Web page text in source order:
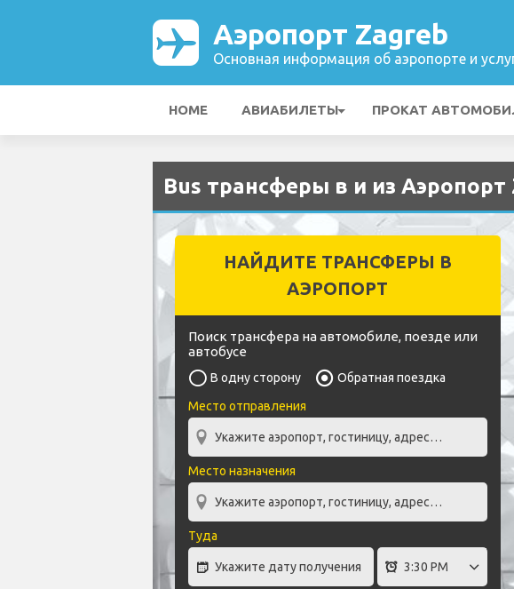
Аэропорт Zagreb
Основная информация об аэропорте и
HOME АВИАБИЛЕТЫ ПРОКАТ
Bus трансферы в и из Аэропорт
НАЙДИТЕ ТРАНСФЕРЫ В
АЭРОПОРТ
Поиск трансфера на автомобиле, поезде или
автобусе
В одну сторону
Обратная поездка
Место отправления
Место назначения
Туда